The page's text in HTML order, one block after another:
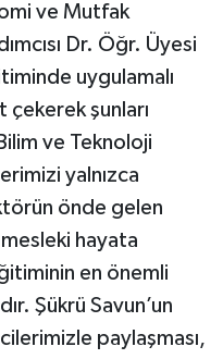
ve Mutfak
Dr. Öğr. Üyesi
uygulamalı
şunları
ve Teknoloji
yalnızca
önde gelen
hayata
en önemli
Şükrü Savun’un
paylaşması,